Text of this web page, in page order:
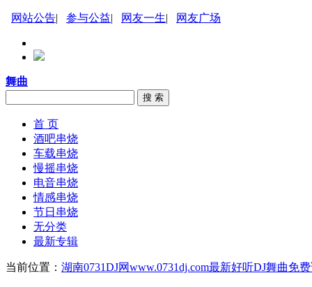
网站公告| 参与公益| 网友一生| 网友广场
舞曲
搜 索
首 页
酒吧串烧
车载串烧
慢摇串烧
电音串烧
情感串烧
节日串烧
无分类
最新专辑
当前位置： 湖南0731DJ网www.0731dj.com最新好听DJ舞曲免